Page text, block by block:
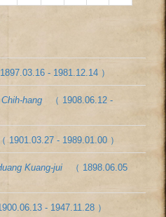
1897.03.16 - 1981.12.14 ）
hang
（ 1908.06.12 -
（ 1901.03.27 - 1989.01.00 ）
Kuang-jui
（ 1898.06.05
- 1947.11.28 ）